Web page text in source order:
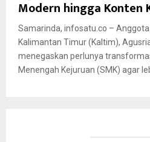
Modern hingga Konten
Samarinda, infosatu.co – Anggota
Kalimantan Timur (Kaltim),
menegaskan perlunya
Menengah Kejuruan (SMK) agar